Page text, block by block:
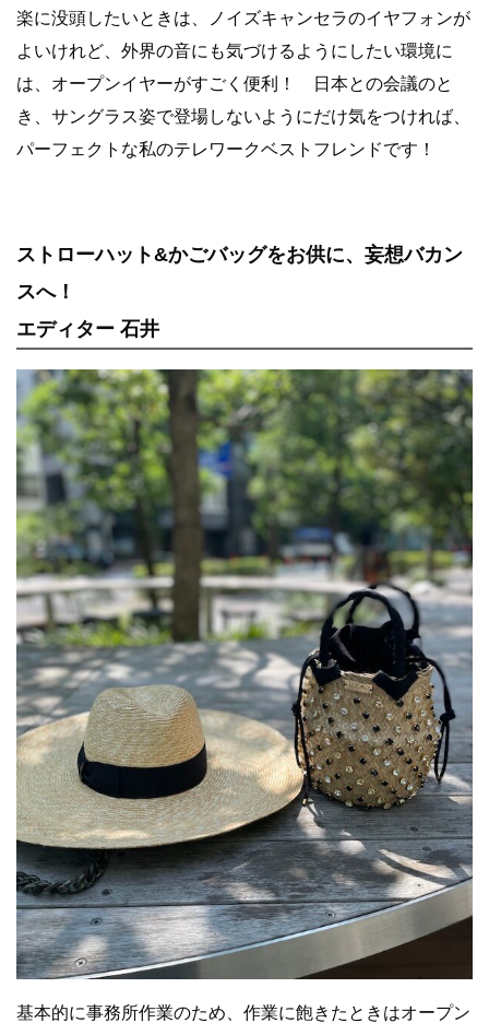
楽に没頭したいときは、ノイズキャンセラのイヤフォンが
よいけれど、外界の音にも気づけるようにしたい環境に
は、オープンイヤーがすごく便利！ 日本との会議のと
き、サングラス姿で登場しないようにだけ気をつければ、
パーフェクトな私のテレワークベストフレンドです！
ストローハット&かごバッグをお供に、妄想バカン
スへ！
エディター 石井
基本的に事務所作業のため、作業に飽きたときはオープン